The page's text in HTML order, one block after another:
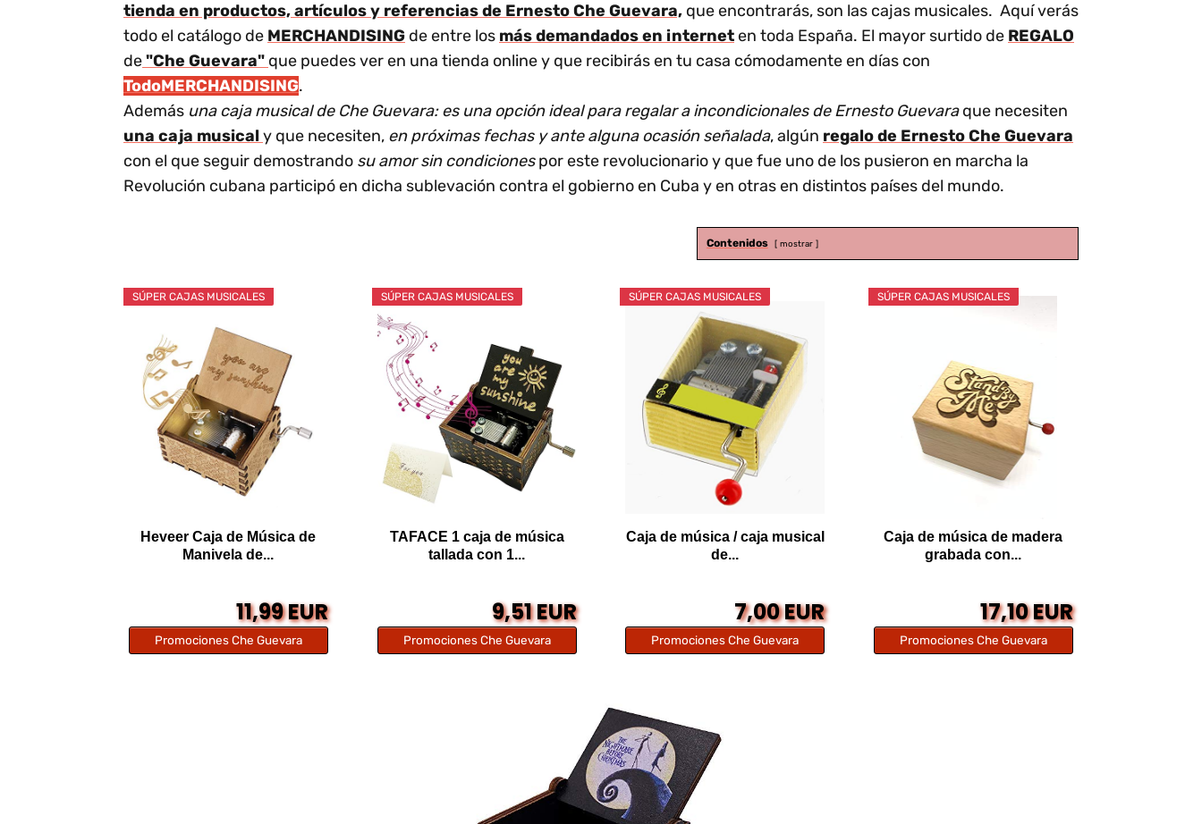
tienda en productos, artículos y referencias de Ernesto Che Guevara, que encontrarás, son las cajas musicales. Aquí verás
todo el catálogo de MERCHANDISING de entre los más demandados en interneten toda España. El mayor surtido de REGALO
de"Che Guevara" que puedes ver en una tienda online y que recibirás en tu casa cómodamente en días con
TodoMERCHANDISING.
Además una caja musical de Che Guevara: es una opción ideal para regalar a incondicionales de Ernesto Guevaraque necesiten
una caja musical y que necesiten, en próximas fechas y ante alguna ocasión señalada, algún regalo de Ernesto Che Guevara
con el que seguir demostrando su amor sin condicionespor este revolucionario y que fue uno de los pusieron en marcha la
Revolución cubana participó en dicha sublevación contra el gobierno en Cuba y en otras en distintos países del mundo.
Contenidos mostrar
SÚPER CAJAS MUSICALES
Heveer Caja de Música de
Manivela de...
11,99 EUR
Promociones Che Guevara
SÚPER CAJAS MUSICALES
TAFACE 1 caja de música
tallada con 1...
9,51 EUR
Promociones Che Guevara
SÚPER CAJAS MUSICALES
Caja de música / caja musical
de...
7,00 EUR
Promociones Che Guevara
SÚPER CAJAS MUSICALES
Caja de música de madera
grabada con...
17,10 EUR
Promociones Che Guevara